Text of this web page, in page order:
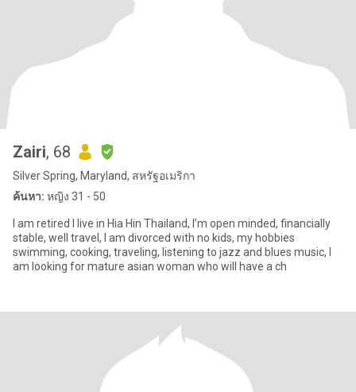
Zairi, 68
Silver Spring, Maryland, สหรัฐอเมริกา
ค้นหา: หญิง 31 - 50
I am retired I live in Hia Hin Thailand, I’m open minded, financially
stable, well travel, I am divorced with no kids, my hobbies
swimming, cooking, traveling, listening to jazz and blues music, I
am looking for mature asian woman who will have a ch